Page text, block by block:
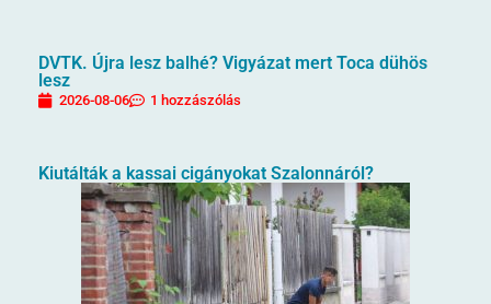
DVTK. Újra lesz balhé? Vigyázat mert Toca dühös
lesz
2026-08-06 1 hozzászólás
Kiutálták a kassai cigányokat Szalonnáról?